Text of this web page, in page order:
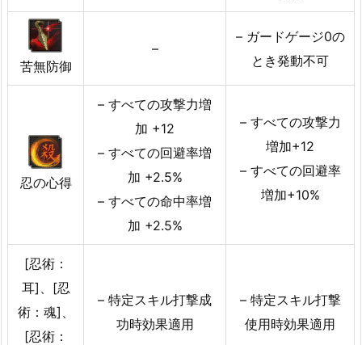
苦無防御
–
– ガードゲージ0の
とき発動不可
忍の心得
– すべての攻撃力増
加 +12
– すべての回避率増
加 +2.5%
– すべての命中率増
加 +2.5%
– すべての攻撃力
増加+12
– すべての回避率
増加+10%
[忍術：
耳]、[忍
術：魂]、
[忍術：
– 特定スキル打撃成
功時効果適用
– 特定スキル打撃
使用時効果適用